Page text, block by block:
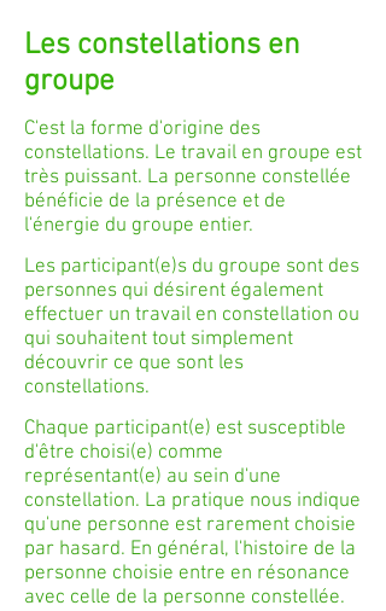
Les constellations en
groupe
C'est la forme d'origine des
constellations. Le travail en groupe est
très puissant. La personne constellée
bénéficie de la présence et de
l'énergie du groupe entier.
Les participant(e)s du groupe sont des
personnes qui désirent également
effectuer un travail en constellation ou
qui souhaitent tout simplement
découvrir ce que sont les
constellations.
Chaque participant(e) est susceptible
d'être choisi(e) comme
représentant(e) au sein d'une
constellation. La pratique nous indique
qu'une personne est rarement choisie
par hasard. En général, l'histoire de la
personne choisie entre en résonance
avec celle de la personne constellée.